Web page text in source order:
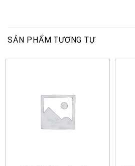
SẢN PHẨM TƯƠNG TỰ